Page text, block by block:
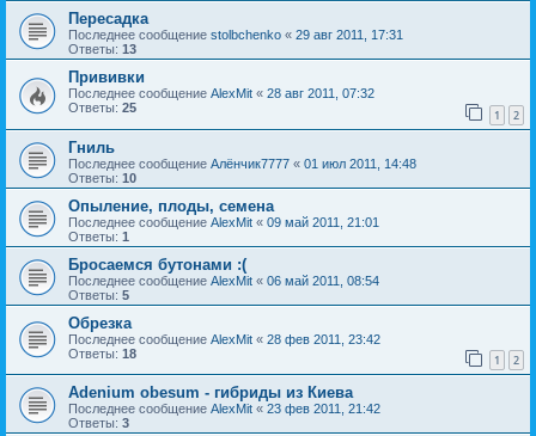
Пересадка
Последнее сообщение stolbchenko « 29 авг 2011, 17:31
Ответы: 13
Прививки
Последнее сообщение AlexMit « 28 авг 2011, 07:32
Ответы: 25 1 2
Гниль
Последнее сообщение Алёнчик7777 « 01 июл 2011, 14:48
Ответы: 10
Опыление, плоды, семена
Последнее сообщение AlexMit « 09 май 2011, 21:01
Ответы: 1
Бросаемся бутонами :(
Последнее сообщение AlexMit « 06 май 2011, 08:54
Ответы: 5
Обрезка
Последнее сообщение AlexMit « 28 фев 2011, 23:42
Ответы: 18 1 2
Adenium obesum - гибриды из Киева
Последнее сообщение AlexMit « 23 фев 2011, 21:42
Ответы: 3